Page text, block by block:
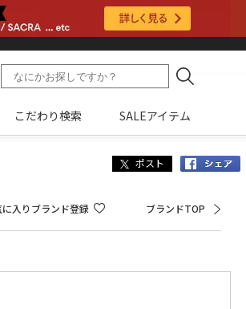
こだわり検索 SALEアイテム
に入りブランド登録 ブランドTOP